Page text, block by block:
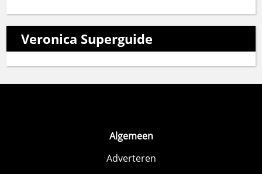
Veronica Superguide
Algemeen
Adverteren